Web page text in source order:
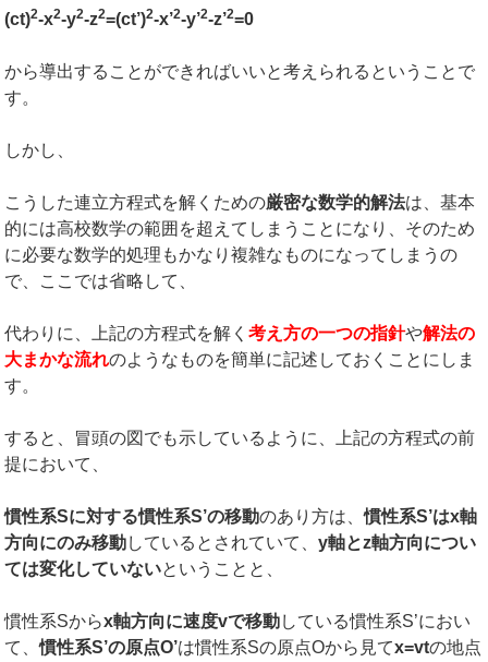
(ct)2-x2-y2-z2=(ct’)2-x’2-y’2-z’2=0
から導出することができればいいと考えられるということで
す。
しかし、
こうした連立方程式を解くための厳密な数学的解法は、基本
的には高校数学の範囲を超えてしまうことになり、そのため
に必要な数学的処理もかなり複雑なものになってしまうの
で、ここでは省略して、
代わりに、上記の方程式を解く考え方の一つの指針や解法の
大まかな流れのようなものを簡単に記述しておくことにしま
す。
すると、冒頭の図でも示しているように、上記の方程式の前
提において、
慣性系Sに対する慣性系S’の移動のあり方は、慣性系S’はx軸
方向にのみ移動しているとされていて、y軸とz軸方向につい
ては変化していないということと、
慣性系Sからx軸方向に速度vで移動している慣性系S’におい
て、慣性系S’の原点O’は慣性系Sの原点Oから見てx=vtの地点